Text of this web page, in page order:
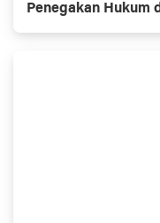
Penegakan Hukum